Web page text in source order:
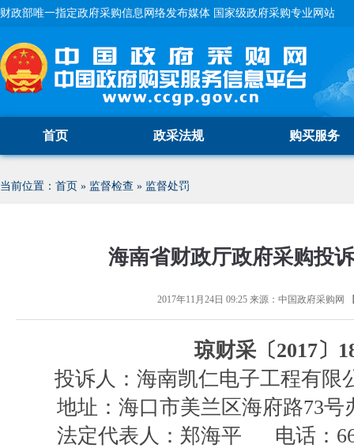
财政部唯一指定政府采购信息网络发布媒体 国家级政府采购专业网站
首页 政采法规 购买服务
当前位置： 首页 » 监督检查 » 监督处罚
海南省财政厅政府采购投
2017年11月24日 09:25来源： 中国政府采购网
琼财采〔2017〕
投诉人：海南凯仁电子工程有限
地址：海口市美兰区海府路73号
法定代表人：郑海平 电话：